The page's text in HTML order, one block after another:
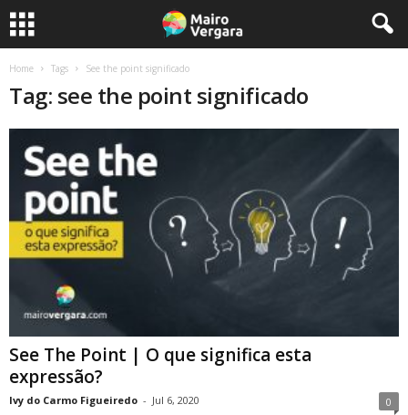
Home Tags See the point significado
Tag: see the point significado
See The Point | O que significa esta
expressão?
Ivy do Carmo Figueiredo - Jul 6, 2020 0